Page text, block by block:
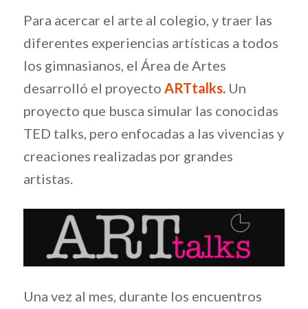
Para acercar el arte al colegio, y traer las
diferentes experiencias artísticas a todos
los gimnasianos, el Área de Artes
desarrolló el proyecto ARTtalks. Un
proyecto que busca simular las conocidas
TED talks, pero enfocadas a las vivencias y
creaciones realizadas por grandes
artistas.
Una vez al mes, durante los encuentros